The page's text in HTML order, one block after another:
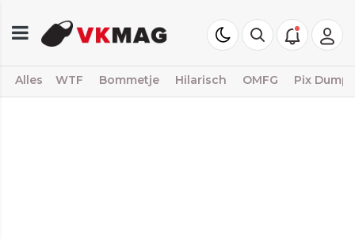
Alles WTF Bommetje Hilarisch OMFG Pix Dump